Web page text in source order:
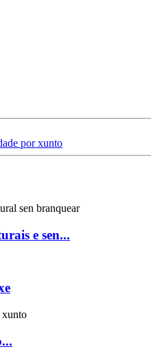
por xunto
e sen...